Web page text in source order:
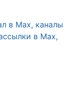
в Max, каналы
в Max,